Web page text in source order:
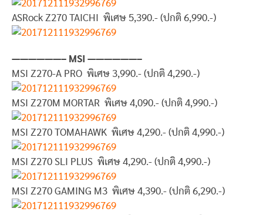
ASRock Z270 TAICHI พิเศษ 5,390.- (ปกติ 6,990.-)
——————– MSI ——————–
MSI Z270-A PRO พิเศษ 3,990.- (ปกติ 4,290.-)
MSI Z270M MORTAR พิเศษ 4,090.- (ปกติ 4,990.-)
MSI Z270 TOMAHAWK พิเศษ 4,290.- (ปกติ 4,990.-)
MSI Z270 SLI PLUS พิเศษ 4,290.- (ปกติ 4,990.-)
MSI Z270 GAMING M3 พิเศษ 4,390.- (ปกติ 6,290.-)